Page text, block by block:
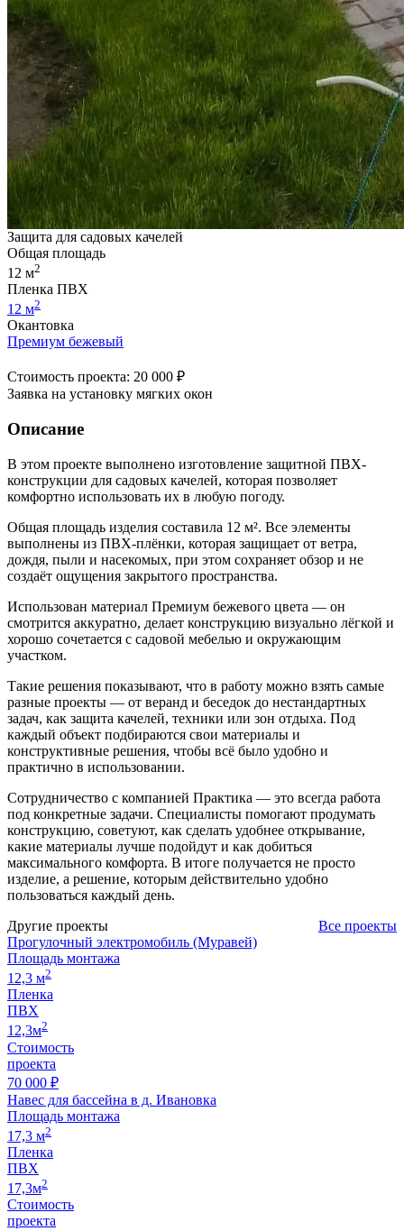
Защита для садовых качелей
Общая площадь
12 м2
Пленка ПВХ
12 м2
Окантовка
Премиум бежевый
Стоимость проекта: 20 000 ₽
Заявка на установку мягких окон
Описание
В этом проекте выполнено изготовление защитной ПВХ-
конструкции для садовых качелей, которая позволяет
комфортно использовать их в любую погоду.
Общая площадь изделия составила 12 м². Все элементы
выполнены из ПВХ-плёнки, которая защищает от ветра,
дождя, пыли и насекомых, при этом сохраняет обзор и не
создаёт ощущения закрытого пространства.
Использован материал Премиум бежевого цвета — он
смотрится аккуратно, делает конструкцию визуально лёгкой и
хорошо сочетается с садовой мебелью и окружающим
участком.
Такие решения показывают, что в работу можно взять самые
разные проекты — от веранд и беседок до нестандартных
задач, как защита качелей, техники или зон отдыха. Под
каждый объект подбираются свои материалы и
конструктивные решения, чтобы всё было удобно и
практично в использовании.
Сотрудничество с компанией Практика — это всегда работа
под конкретные задачи. Специалисты помогают продумать
конструкцию, советуют, как сделать удобнее открывание,
какие материалы лучше подойдут и как добиться
максимального комфорта. В итоге получается не просто
изделие, а решение, которым действительно удобно
пользоваться каждый день.
Другие проекты
Все проекты
Прогулочный электромобиль (Муравей)
Площадь монтажа
12,3 м2
Пленка
ПВХ
12,3м2
Стоимость
проекта
70 000 ₽
Навес для бассейна в д. Ивановка
Площадь монтажа
17,3 м2
Пленка
ПВХ
17,3м2
Стоимость
проекта